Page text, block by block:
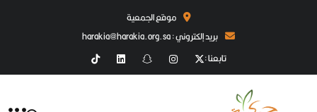
موقع الجمعية
بريد إلكتروني : harakia@harakia.org.sa
تابعنا :